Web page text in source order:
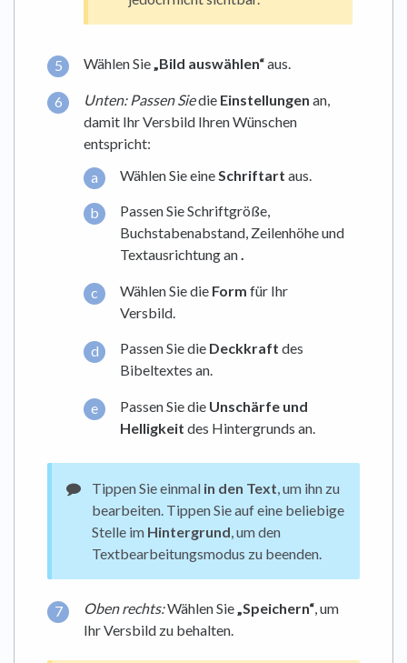
Wählen Sie„Bild auswählen“aus.
Unten: Passen Siedie Einstellungen an,
damit Ihr Versbild Ihren Wünschen
entspricht:
Wählen Sie eine Schriftart aus.
Passen Sie Schriftgröße,
Buchstabenabstand, Zeilenhöhe und
Textausrichtung an.
Wählen Sie die Form für Ihr
Versbild.
Passen Sie die Deckkraft des
Bibeltextes an.
Passen Sie die Unschärfe und
Helligkeit des Hintergrunds an.
Tippen Sie einmal in den Text , um ihn zu
bearbeiten. Tippen Sie auf eine beliebige
Stelle im Hintergrund , um den
Textbearbeitungsmodus zu beenden.
Oben rechts:Wählen Sie„Speichern“, um
Ihr Versbild zu behalten.